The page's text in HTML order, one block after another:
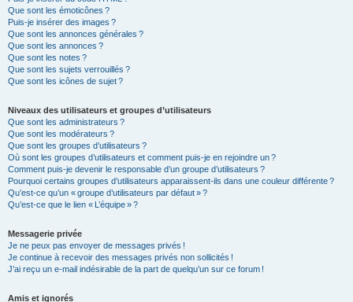
Que sont les émoticônes ?
Puis-je insérer des images ?
Que sont les annonces générales ?
Que sont les annonces ?
Que sont les notes ?
Que sont les sujets verrouillés ?
Que sont les icônes de sujet ?
Niveaux des utilisateurs et groupes d’utilisateurs
Que sont les administrateurs ?
Que sont les modérateurs ?
Que sont les groupes d’utilisateurs ?
Où sont les groupes d’utilisateurs et comment puis-je en rejoindre un ?
Comment puis-je devenir le responsable d’un groupe d’utilisateurs ?
Pourquoi certains groupes d’utilisateurs apparaissent-ils dans une couleur différente ?
Qu’est-ce qu’un « groupe d’utilisateurs par défaut » ?
Qu’est-ce que le lien « L’équipe » ?
Messagerie privée
Je ne peux pas envoyer de messages privés !
Je continue à recevoir des messages privés non sollicités !
J’ai reçu un e-mail indésirable de la part de quelqu’un sur ce forum !
Amis et ignorés